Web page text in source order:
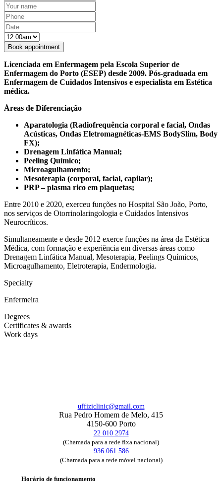
Licenciada em Enfermagem pela Escola Superior de
Enfermagem do Porto (ESEP) desde 2009. Pós-graduada em
Enfermagem de Cuidados Intensivos e especialista em Estética
médica.
Áreas de Diferenciação
Aparatologia (Radiofrequência corporal e facial, Ondas
Acústicas, Ondas Eletromagnéticas-EMS BodySlim, Body
FX);
Drenagem Linfática Manual;
Peeling Químico;
Microagulhamento;
Mesoterapia (corporal, facial, capilar);
PRP – plasma rico em plaquetas;
Entre 2010 e 2020, exerceu funções no Hospital São João, Porto,
nos serviços de Otorrinolaringologia e Cuidados Intensivos
Neurocríticos.
Simultaneamente e desde 2012 exerce funções na área da Estética
Médica, com formação e experiência em diversas áreas como
Drenagem Linfática Manual, Mesoterapia, Peelings Químicos,
Microagulhamento, Eletroterapia, Endermologia.
Specialty
Enfermeira
Degrees
Certificates & awards
Work days
uffiziclinic@gmail.com
Rua Pedro Homem de Melo, 415
4150-600 Porto
22 010 2974
(Chamada para a rede fixa nacional)
936 061 586
(Chamada para a rede móvel nacional)
Horário de funcionamento